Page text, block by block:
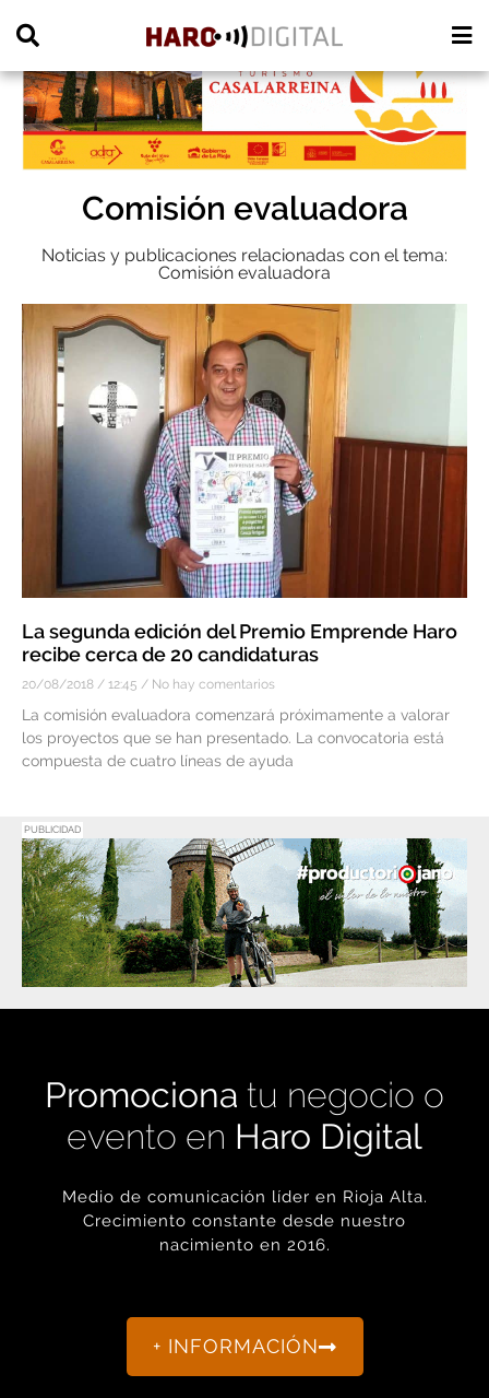
Comisión evaluadora
Noticias y publicaciones relacionadas con el tema:
Comisión evaluadora
La segunda edición del Premio Emprende Haro
recibe cerca de 20 candidaturas
20/08/2018 12:45 No hay comentarios
La comisión evaluadora comenzará próximamente a valorar
los proyectos que se han presentado. La convocatoria está
compuesta de cuatro líneas de ayuda
PUBLICIDAD
Promociona tu negocio o
evento en Haro Digital
Medio de comunicación líder en Rioja Alta.
Crecimiento constante desde nuestro
nacimiento en 2016.
+ INFORMACIÓN